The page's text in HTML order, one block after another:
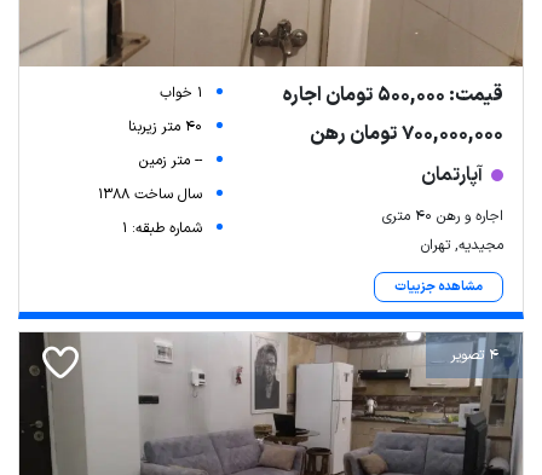
قیمت: 500,000 تومان اجاره
700,000,000 تومان رهن
آپارتمان
اجاره و رهن ۴۰ متری
مجیدیه, تهران
مشاهده جزییات
1 خواب
40 متر زیربنا
-- متر زمین
سال ساخت 1388
شماره طبقه: 1
4 تصویر